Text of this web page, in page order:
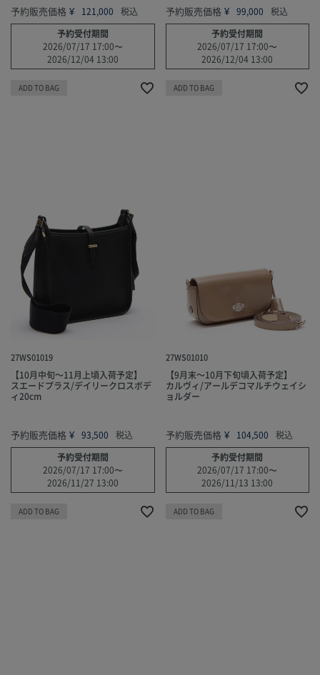
予約販売価格 ¥ 121,000
税込
予約受付期間
2026/07/17 17:00〜
2026/12/04 13:00
ADD TO BAG
予約販売価格 ¥ 99,000
税込
予約受付期間
2026/07/17 17:00〜
2026/12/04 13:00
ADD TO BAG
27WS01019
【10月中旬～11月上頃入荷予定】
スエードプラス/デイリークロスボデ
ィ20cm
予約販売価格 ¥ 93,500
税込
予約受付期間
2026/07/17 17:00〜
2026/11/27 13:00
ADD TO BAG
27WS01010
【9月末～10月下旬頃入荷予定】
カルヴィ/アールデコマルチウェイシ
ョルダー
予約販売価格 ¥ 104,500
税込
予約受付期間
2026/07/17 17:00〜
2026/11/13 13:00
ADD TO BAG